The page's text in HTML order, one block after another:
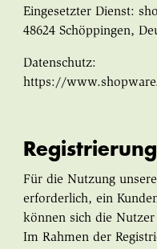
Eingesetzter Dienst:
48624 Schöppingen,
Datenschutz:
https://
Registrierung
Für die Nutzung
erforderlich, ein
können sich die
Im Rahmen der